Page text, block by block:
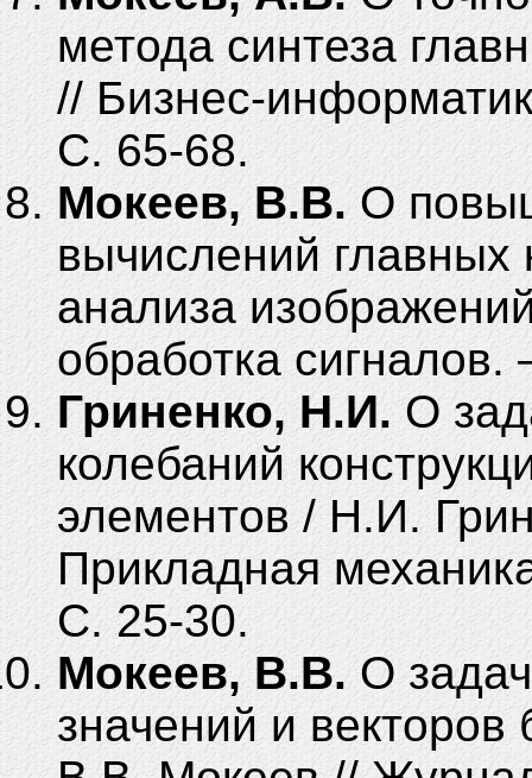
метода синтеза
// Бизнес-
С. 65-68.
Мокеев, В.В.О
вычислений главных
анализа
обработка
Гриненко, Н.И.О
колебаний
элементов / Н.И.
Прикладная
С. 25-30.
Мокеев, В.В.О
значений и